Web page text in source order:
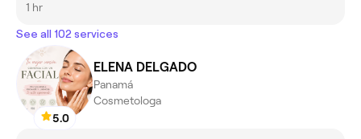
1 hr
See all 102 services
5.0
ELENA DELGADO
Panamá
Cosmetologa